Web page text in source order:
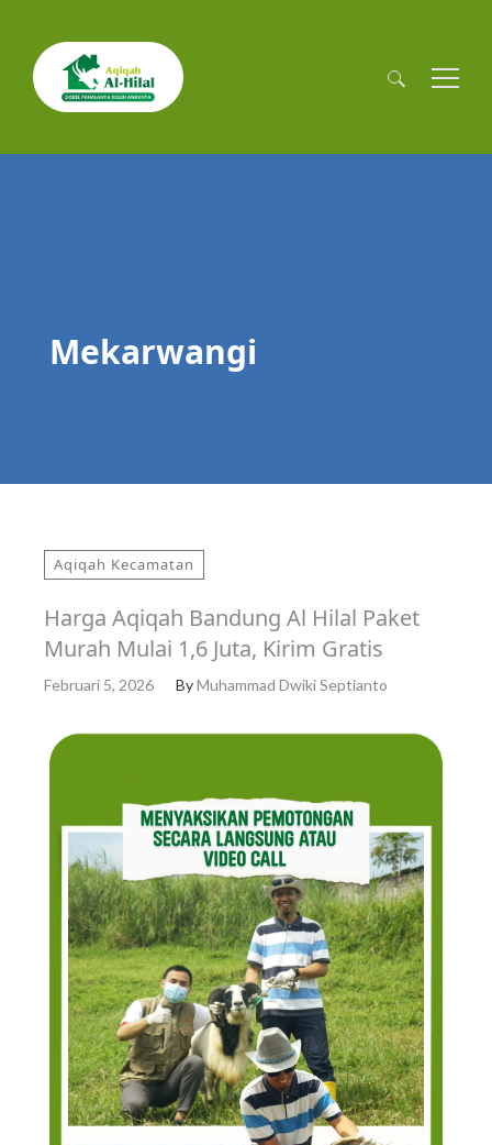
Cari
Mekarwangi
Aqiqah Kecamatan
Harga Aqiqah Bandung Al Hilal Paket
Murah Mulai 1,6 Juta, Kirim Gratis
Februari 5, 2026 ByMuhammad Dwiki Septianto